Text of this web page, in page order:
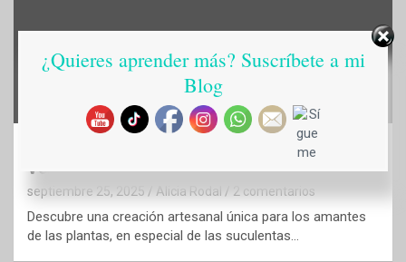
DECORACIÓN, MUEBLES Y ELECTRODOMÉSTICOS
Arte, Naturaleza y Tecnología: Un Mini Jardín
Vertical de Madera, Pintado a Mano
septiembre 25, 2025 Alicia Rodal 2 comentarios
Descubre una creación artesanal única para los amantes
de las plantas, en especial de las suculentas…
¿Quieres aprender más? Suscríbete a mi
Blog